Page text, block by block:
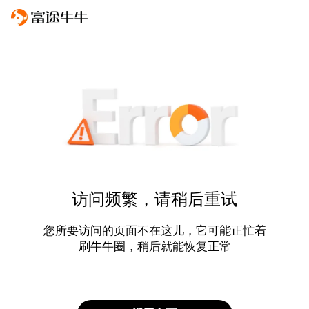
访问频繁，请稍后重试
您所要访问的页面不在这儿，它可能正忙着
刷牛牛圈，稍后就能恢复正常